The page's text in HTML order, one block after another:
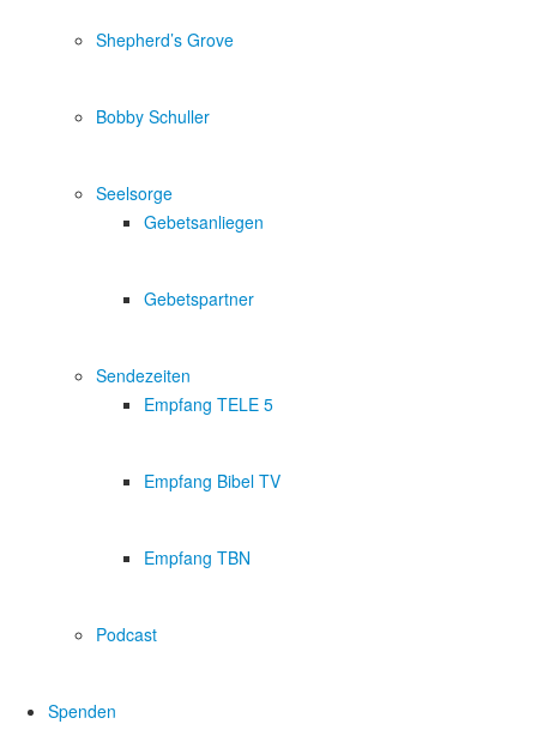
Shepherd’s Grove
Bobby Schuller
Seelsorge
Gebetsanliegen
Gebetspartner
Sendezeiten
Empfang TELE 5
Empfang Bibel TV
Empfang TBN
Podcast
Spenden